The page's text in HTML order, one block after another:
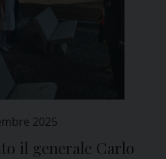
2025
il generale Carlo